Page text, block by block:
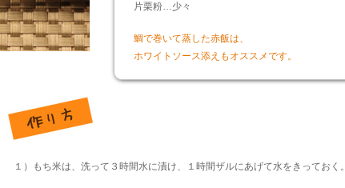
片栗粉…少々
鯛で巻いて蒸した赤飯は、
ホワイトソース添えもオススメです。
１）もち米は、洗って３時間水に漬け、１時間ザルにあげて水をきっておく。